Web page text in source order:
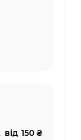
від 150 ₴